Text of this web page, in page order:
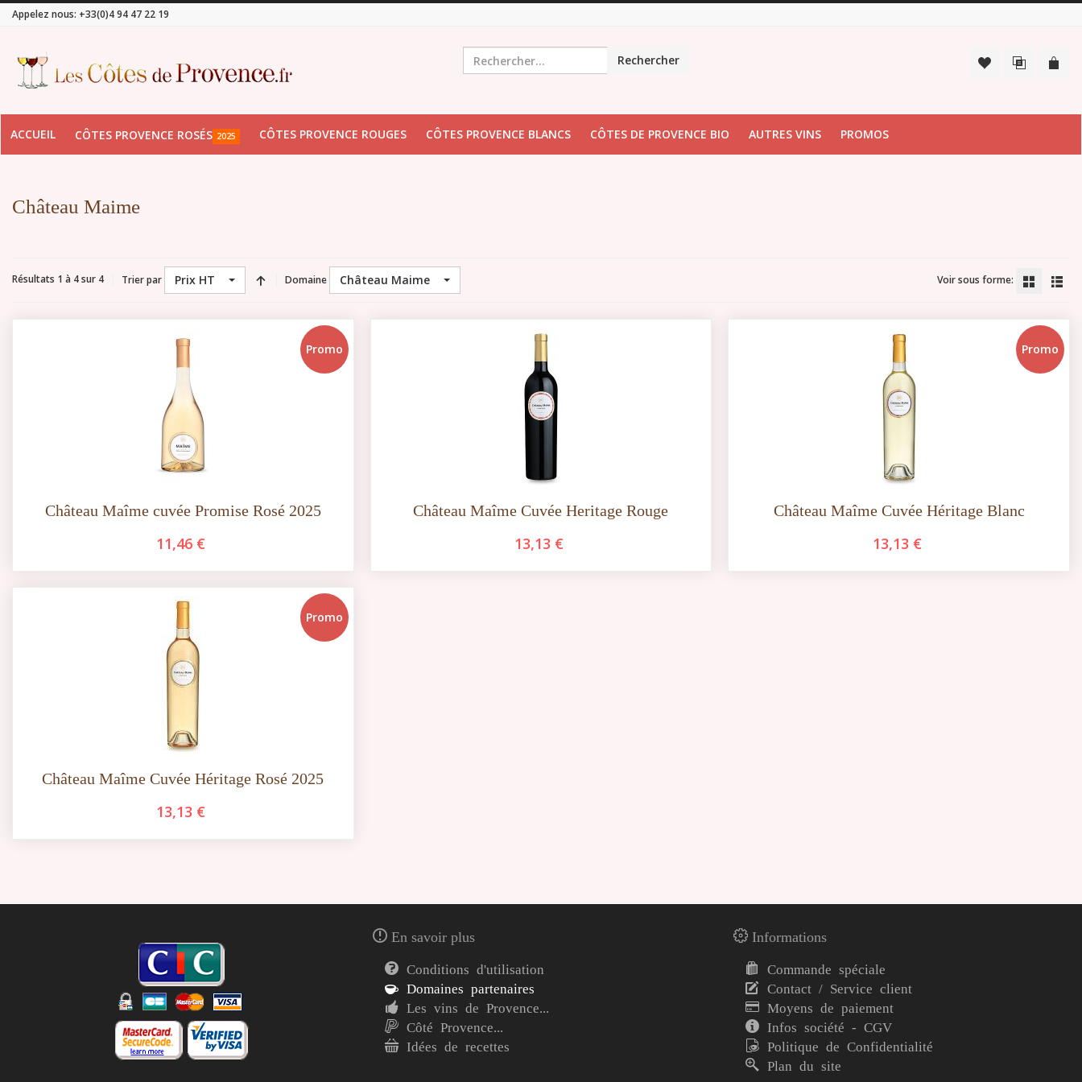
Appelez nous: +33(0)4 94 47 22 19
Rechercher
ACCUEIL CÔTES PROVENCE ROSÉS 2025 CÔTES PROVENCE ROUGES CÔTES PROVENCE BLANCS CÔTES DE PROVENCE BIO AUTRES VINS PROMOS
Château Maime
Résultats 1 à 4 sur 4 Trier par Prix HT Domaine Château Maime Voir sous forme:
Promo
Château Maîme cuvée Promise Rosé 2025
11,46 €
Château Maîme Cuvée Heritage Rouge
13,13 €
Promo
Château Maîme Cuvée Héritage Blanc
13,13 €
Promo
Château Maîme Cuvée Héritage Rosé 2025
13,13 €
En savoir plus
Conditions d'utilisation
Domaines partenaires
Les vins de Provence...
Côté Provence...
Idées de recettes
Informations
Commande spéciale
Contact / Service client
Moyens de paiement
Infos société - CGV
Politique de Confidentialité
Plan du site